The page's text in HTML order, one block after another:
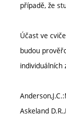
případě, že
Účast ve
budou
individuálních
Askeland